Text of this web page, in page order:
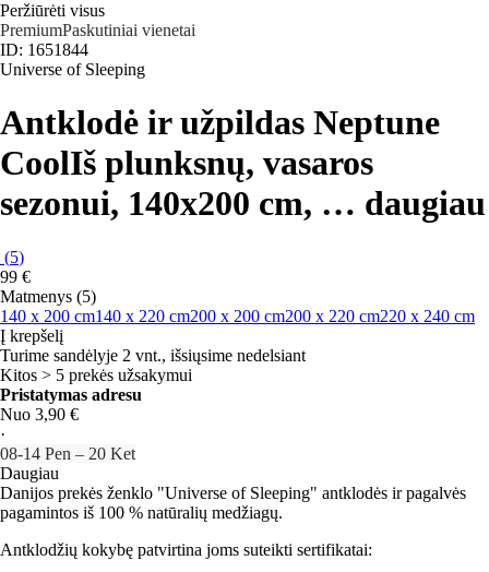
Peržiūrėti visus
PremiumPaskutiniai vienetai
ID: 1651844
Universe of Sleeping
Antklodė ir užpildas Neptune
CoolIš plunksnų, vasaros
sezonui, 140x200 cm, … daugiau
(5)
99 €
Matmenys (5)
140 x 200 cm140 x 220 cm200 x 200 cm200 x 220 cm220 x 240 cm
Į krepšelį
Turime sandėlyje 2 vnt., išsiųsime nedelsiant
Kitos > 5 prekės užsakymui
Pristatymas adresu
Nuo 3,90 €
·
08‑14 Pen – 20 Ket
Daugiau
Danijos prekės ženklo "Universe of Sleeping" antklodės ir pagalvės
pagamintos iš 100 % natūralių medžiagų.
Antklodžių kokybę patvirtina joms suteikti sertifikatai: